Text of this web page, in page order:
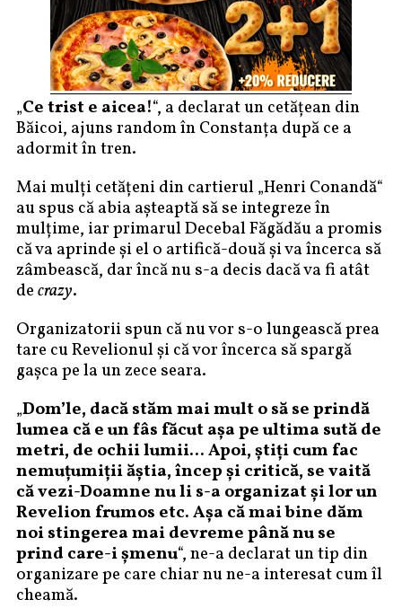
„Ce trist e aicea!“, a declarat un cetăţean din
Băicoi, ajuns random în Constanţa după ce a
adormit în tren.
Mai mulţi cetăţeni din cartierul „Henri Conandă“
au spus că abia aşteaptă să se integreze în
mulţime, iar primarul Decebal Făgădău a promis
că va aprinde şi el o artifică-două şi va încerca să
zâmbească, dar încă nu s-a decis dacă va fi atât
decrazy.
Organizatorii spun că nu vor s-o lungească prea
tare cu Revelionul şi că vor încerca să spargă
gaşca pe la un zece seara.
„Dom’le, dacă stăm mai mult o să se prindă
lumea că e un fâs făcut aşa pe ultima sută de
metri, de ochii lumii… Apoi, ştiţi cum fac
nemuţumiţii ăştia, încep şi critică, se vaită
că vezi-Doamne nu li s-a organizat şi lor un
Revelion frumos etc. Aşa că mai bine dăm
noi stingerea mai devreme până nu se
prind care-i şmenu“, ne-a declarat un tip din
organizare pe care chiar nu ne-a interesat cum îl
cheamă.